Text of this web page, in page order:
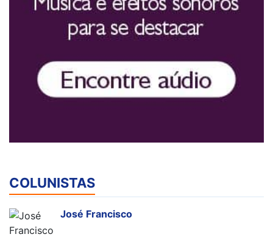
COLUNISTAS
José Francisco